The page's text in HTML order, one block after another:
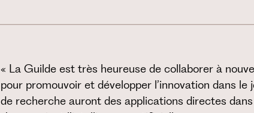
« La Guilde est très heureuse de collaborer à
pour promouvoir et développer l’innovation dans le
de recherche auront des applications directes